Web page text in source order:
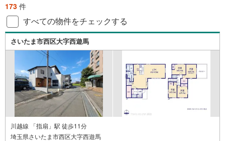
173 件
すべての物件をチェックする
さいたま市西区大字西遊馬
川越線 「指扇」駅 徒歩11分
埼玉県さいたま市西区大字西遊馬